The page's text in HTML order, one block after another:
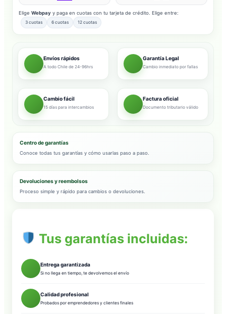
Elige Webpay y paga en cuotas con tu tarjeta de crédito. Elige entre:
3 cuotas 6 cuotas 12 cuotas
Envíos rápidos
A todo Chile de 24-96hrs
Garantía Legal
Cambio inmediato por fallas
Cambio fácil
15 días para intercambios
Factura oficial
Documento tributario válido
Centro de garantías
Conoce todas tus garantías y cómo usarlas paso a paso.
Devoluciones y reembolsos
Proceso simple y rápido para cambios o devoluciones.
Tus garantías incluidas:
Entrega garantizada
Si no llega en tiempo, te devolvemos el envío
Calidad profesional
Probados por emprendedores y clientes finales